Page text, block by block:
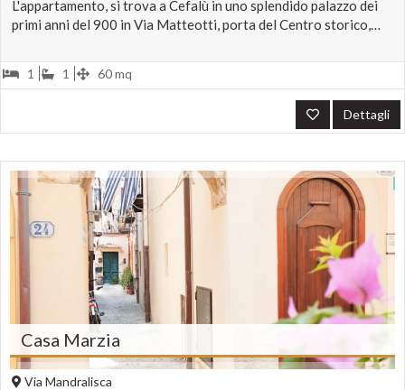
Vicino al mare vista
Centro Storico
Solare ternico
L'appartamento, si trova a Cefalù in uno splendido palazzo dei
primi anni del 900 in Via Matteotti, porta del Centro storico,…
1 1 60 mq
Dettagli
Casa Marzia
Via Mandralisca